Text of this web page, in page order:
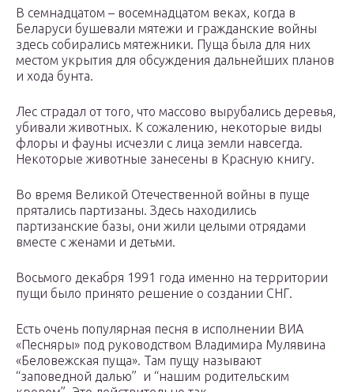
В семнадцатом – восемнадцатом веках, когда в
Беларуси бушевали мятежи и гражданские войны
здесь собирались мятежники. Пуща была для них
местом укрытия для обсуждения дальнейших планов
и хода бунта.
Лес страдал от того, что массово вырубались деревья,
убивали животных. К сожалению, некоторые виды
флоры и фауны исчезли с лица земли навсегда.
Некоторые животные занесены в Красную книгу.
Во время Великой Отечественной войны в пуще
прятались партизаны. Здесь находились
партизанские базы, они жили целыми отрядами
вместе с женами и детьми.
Восьмого декабря 1991 года именно на территории
пущи было принято решение о создании СНГ.
Есть очень популярная песня в исполнении ВИА
«Песняры» под руководством Владимира Мулявина
«Беловежская пуща». Там пущу называют
“заповедной далью” и “нашим родительским